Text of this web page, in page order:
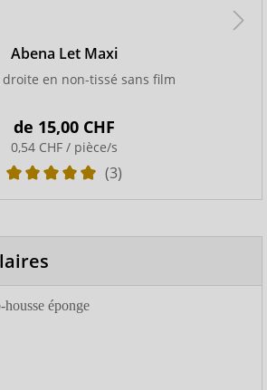
Abena Let Maxi
droite en non-tissé sans film
de 15,00 CHF
0,54 CHF / pièce/s
(3)